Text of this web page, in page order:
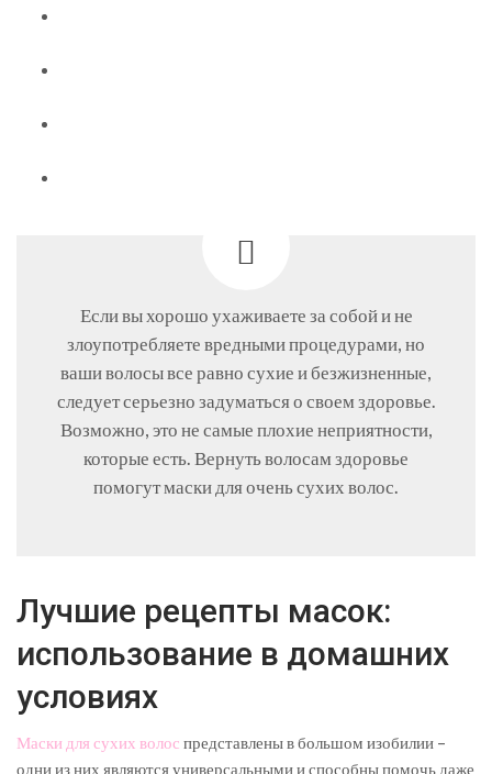
Если вы хорошо ухаживаете за собой и не
злоупотребляете вредными процедурами, но
ваши волосы все равно сухие и безжизненные,
следует серьезно задуматься о своем здоровье.
Возможно, это не самые плохие неприятности,
которые есть. Вернуть волосам здоровье
помогут маски для очень сухих волос.
Лучшие рецепты масок:
использование в домашних
условиях
Маски для сухих волос представлены в большом изобилии –
одни из них являются универсальными и способны помочь даже